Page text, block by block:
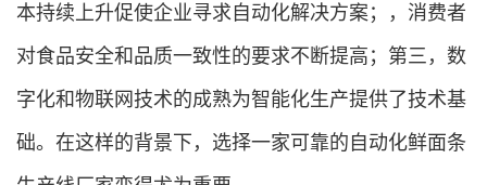
本持续上升促使企业寻求自动化解决方案；，消费者
对食品安全和品质一致性的要求不断提高；第三，数
字化和物联网技术的成熟为智能化生产提供了技术基
础。在这样的背景下，选择一家可靠的自动化鲜面条